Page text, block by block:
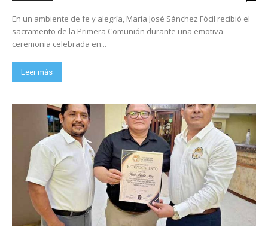
En un ambiente de fe y alegría, María José Sánchez Fócil recibió el
sacramento de la Primera Comunión durante una emotiva
ceremonia celebrada en...
Leer más